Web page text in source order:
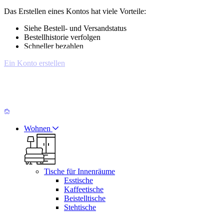
Das Erstellen eines Kontos hat viele Vorteile:
Siehe Bestell- und Versandstatus
Bestellhistorie verfolgen
Schneller bezahlen
Ein Konto erstellen
Wohnen
Tische für Innenräume
Esstische
Kaffeetische
Beistelltische
Stehtische